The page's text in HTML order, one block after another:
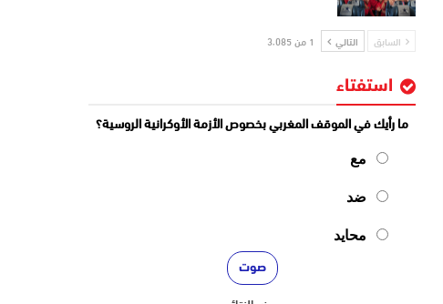
السابق التالي 1 من 3٬085
استفتاء
ما رأيك في الموقف المغربي بخصوص الأزمة الأوكرانية الروسية؟
مع
ضد
محايد